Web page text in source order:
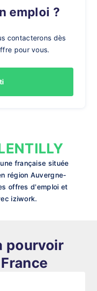
emploi ?
contacterons dès
pour vous.
française située
région Auvergne-
offres d'emploi et
iziwork.
pourvoir